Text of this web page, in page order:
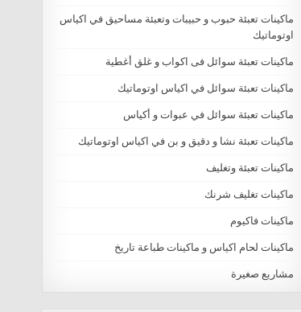
ماكينات تعبئة حبوب و حبيبات وتعبئة مساحيق في اكياس
اوتوماتيك
ماكينات تعبئة سوائل فى اكواب و غلق أغطية
ماكينات تعبئة سوائل في اكياس اوتوماتيك
ماكينات تعبئة سوائل في عبوات و أكياس
ماكينات تعبئة نشا و دقيق و بن في اكياس اوتوماتيك
ماكينات تعبئة وتغليف
ماكينات تغليف شرنك
ماكينات فاكيوم
ماكينات لحام اكياس و ماكينات طباعة تاريخ
مشاريع صغيرة